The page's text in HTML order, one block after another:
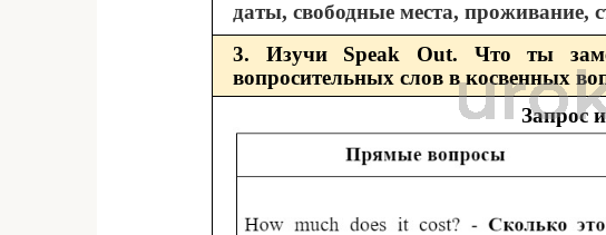
даты, свободные места, проживание,
3. Изучи Speak Out. Что ты
вопросительных слов в косвенных
Запрос